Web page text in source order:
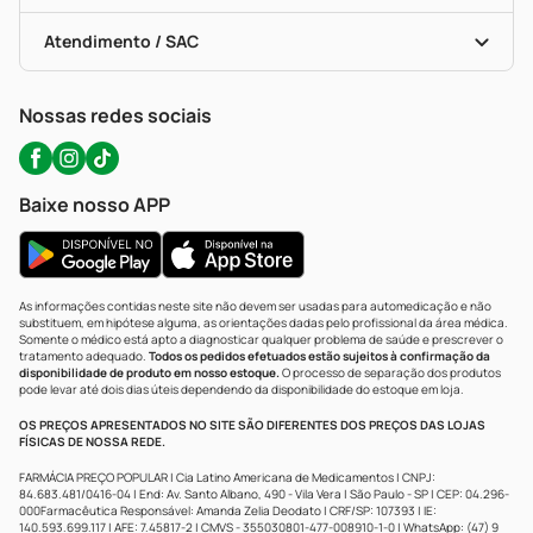
Bulas De A A Z
Políticas De Marketplace
Autoteste Covid-19
Certificado De Segurança
Portal Da Privacidade
Atendimento / SAC
WhatsApp (47) 9202-1687
Nossas redes sociais
Baixe nosso APP
As informações contidas neste site não devem ser usadas para automedicação e não
substituem, em hipótese alguma, as orientações dadas pelo profissional da área médica.
Somente o médico está apto a diagnosticar qualquer problema de saúde e prescrever o
tratamento adequado. Todos os pedidos efetuados estão sujeitos à confirmação da
disponibilidade de produto em nosso estoque.O processo de separação dos produtos
pode levar até dois dias úteis dependendo da disponibilidade do estoque em loja.
OS PREÇOS APRESENTADOS NO SITE SÃO DIFERENTES DOS PREÇOS DAS LOJAS
FÍSICAS DE NOSSA REDE.
FARMÁCIA PREÇO POPULAR | Cia Latino Americana de Medicamentos | CNPJ:
84.683.481/0416-04 | End: Av. Santo Albano, 490 - Vila Vera | São Paulo - SP | CEP: 04.296-
000Farmacêutica Responsável: Amanda Zelia Deodato | CRF/SP: 107393 | IE:
140.593.699.117 | AFE: 7.45817-2 | CMVS - 355030801-477-008910-1-0 | WhatsApp: (47) 9